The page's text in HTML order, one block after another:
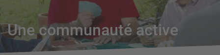
Une communauté active